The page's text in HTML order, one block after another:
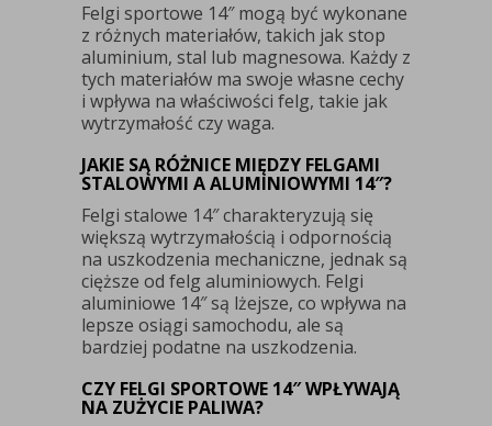
Felgi sportowe 14″ mogą być wykonane
z różnych materiałów, takich jak stop
aluminium, stal lub magnesowa. Każdy z
tych materiałów ma swoje własne cechy
i wpływa na właściwości felg, takie jak
wytrzymałość czy waga.
JAKIE SĄ RÓŻNICE MIĘDZY FELGAMI
STALOWYMI A ALUMINIOWYMI 14″?
Felgi stalowe 14″ charakteryzują się
większą wytrzymałością i odpornością
na uszkodzenia mechaniczne, jednak są
cięższe od felg aluminiowych. Felgi
aluminiowe 14″ są lżejsze, co wpływa na
lepsze osiągi samochodu, ale są
bardziej podatne na uszkodzenia.
CZY FELGI SPORTOWE 14″ WPŁYWAJĄ
NA ZUŻYCIE PALIWA?